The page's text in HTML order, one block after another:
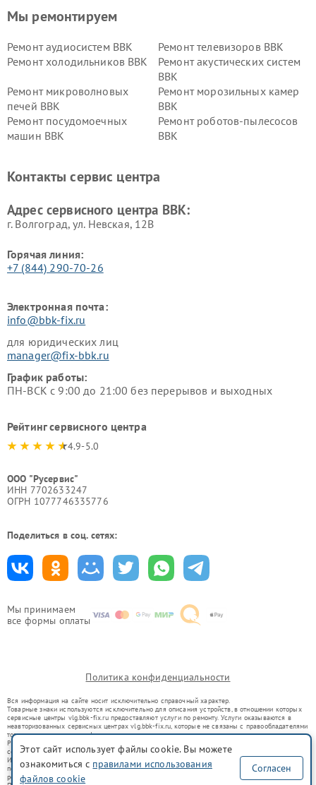
Мы принимаем
все формы оплаты
Мы ремонтируем
Ремонт аудиосистем BBK
Ремонт телевизоров BBK
Ремонт холодильников BBK
Ремонт акустических систем
BBK
Ремонт микроволновых
печей BBK
Ремонт морозильных камер
BBK
Ремонт посудомоечных
машин BBK
Ремонт роботов-пылесосов
BBK
Ремонт винных шкафов BBK
Контакты сервис центра
Адрес сервисного центра BBK:
г. Волгоград, ул. Невская, 12В
Горячая линия:
+7 (844) 290-70-26
Электронная почта:
info@bbk-fix.ru
для юридических лиц
manager@fix-bbk.ru
График работы:
ПН-ВСК с 9:00 до 21:00 без перерывов и выходных
Рейтинг сервисного центра
4.9-5.0
ООО "Русервис"
ИНН 7702633247
ОГРН 1077746335776
Поделиться в соц. сетях:
Политика конфиденциальности
Вся информация на сайте носит исключительно справочный характер.
Товарные знаки используются исключительно для описания устройств, в отношении которых
сервисные центры vlg.bbk-fix.ru предоставляют услуги по ремонту. Услуги оказываются в
неавторизованных сервисных центрах vlg.bbk-fix.ru, которые не связаны с правообладателями
товарных знаков или их официальными представителями.
Ремонт осуществляется для устройств, уже введенных в гражданский оборот в соответствии
со статьей 1487 ГК РФ.
Использование товарных знаков не преследует цели индивидуализации услуг или введения
потребителей в заблуждение, а служит для информирования о предоставляемых услугах по
ремонту техники указанных брендов.
Этот сайт использует файлы cookie. Вы можете
ознакомиться с правилами использования
файлов cookie
Согласен